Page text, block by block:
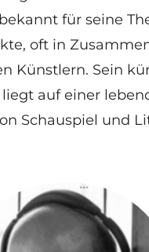
für seine
oft in
Künstlern. Sein
auf einer
Schauspiel und